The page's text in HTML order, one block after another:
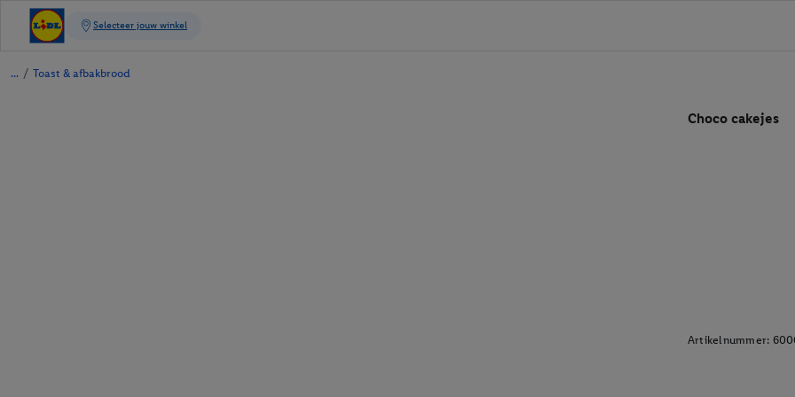
/ Toast & afbakbrood
Choco cakejes
Artikelnummer: